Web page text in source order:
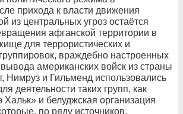
прихода к власти движения
из центральных угроз остаётся
афганской территории в
для террористических и
враждебно настроенных
американских войск из страны
Нимруз и Гильменд использовались
деятельности таких групп, как
и белуджская организация
по ряду источников,